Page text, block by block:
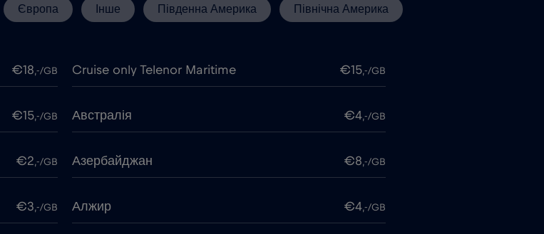
Європа Інше Південна Америка Північна Америка
€18,-/GB Cruise only Telenor Maritime €15,-/GB
€15,-/GB Австралія €4,-/GB
€2,-/GB Азербайджан €8,-/GB
€3,-/GB Алжир €4,-/GB